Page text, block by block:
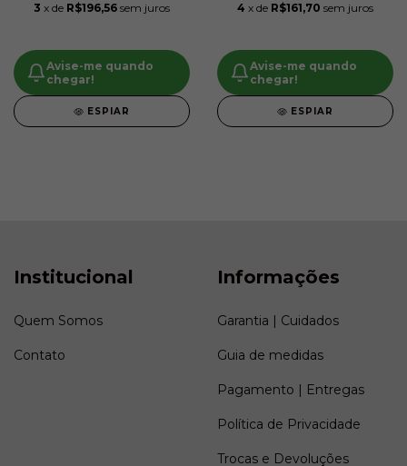
3 x de R$196,56 sem juros
Avise-me quando
chegar!
ESPIAR
4 x de R$161,70 sem juros
Avise-me quando
chegar!
ESPIAR
Institucional
Quem Somos
Contato
Informações
Garantia | Cuidados
Guia de medidas
Pagamento | Entregas
Política de Privacidade
Trocas e Devoluções